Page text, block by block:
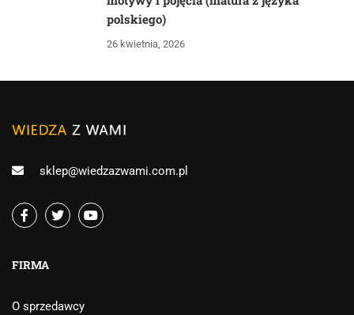
polskiego)
26 kwietnia, 2026
sklep@wiedzazwami.com.pl
FIRMA
O sprzedawcy